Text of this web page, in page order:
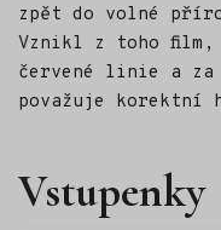
zpět do volné
Vznikl z toho film,
červené linie a za
považuje korektní
Vstupenky